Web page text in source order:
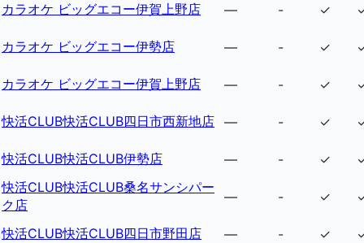
カラオケ ビッグエコー伊賀上野店 — - ✓
カラオケ ビッグエコー伊勢店 — - ✓
カラオケ ビッグエコー伊賀上野店 — - ✓
快活CLUB快活CLUB四日市西新地店 — - ✓
快活CLUB快活CLUB伊勢店 — - ✓
快活CLUB快活CLUB桑名サンシパー
ク店
— - ✓
快活CLUB快活CLUB四日市野田店 — - ✓